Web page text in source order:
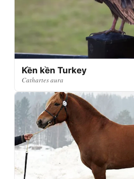
Kền kền Turkey
Cathartes aura